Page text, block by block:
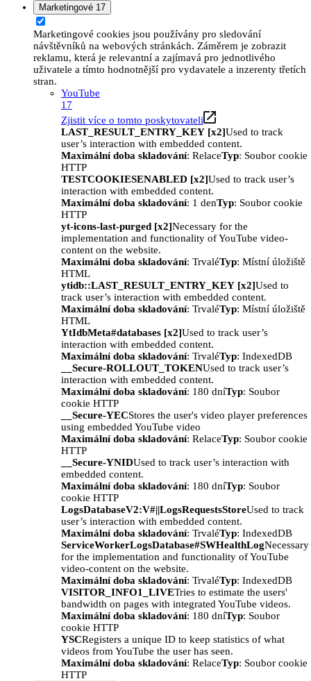
Marketingové 17
Marketingové cookies jsou používány pro sledování
návštěvníků na webových stránkách. Záměrem je zobrazit
reklamu, která je relevantní a zajímavá pro jednotlivého
uživatele a tímto hodnotnější pro vydavatele a inzerenty třetích
stran.
YouTube
17
Zjistit více o tomto poskytovateli
LAST_RESULT_ENTRY_KEY [x2]Used to track
user’s interaction with embedded content.
Maximální doba skladování: RelaceTyp: Soubor cookie
HTTP
TESTCOOKIESENABLED [x2]Used to track user’s
interaction with embedded content.
Maximální doba skladování: 1 denTyp: Soubor cookie
HTTP
yt-icons-last-purged [x2]Necessary for the
implementation and functionality of YouTube video-
content on the website.
Maximální doba skladování: TrvaléTyp: Místní úložiště
HTML
ytidb::LAST_RESULT_ENTRY_KEY [x2]Used to
track user’s interaction with embedded content.
Maximální doba skladování: TrvaléTyp: Místní úložiště
HTML
YtIdbMeta#databases [x2]Used to track user’s
interaction with embedded content.
Maximální doba skladování: TrvaléTyp: IndexedDB
__Secure-ROLLOUT_TOKENUsed to track user’s
interaction with embedded content.
Maximální doba skladování: 180 dníTyp: Soubor
cookie HTTP
__Secure-YECStores the user's video player preferences
using embedded YouTube video
Maximální doba skladování: RelaceTyp: Soubor cookie
HTTP
__Secure-YNIDUsed to track user’s interaction with
embedded content.
Maximální doba skladování: 180 dníTyp: Soubor
cookie HTTP
LogsDatabaseV2:V#||LogsRequestsStoreUsed to track
user’s interaction with embedded content.
Maximální doba skladování: TrvaléTyp: IndexedDB
ServiceWorkerLogsDatabase#SWHealthLogNecessary
for the implementation and functionality of YouTube
video-content on the website.
Maximální doba skladování: TrvaléTyp: IndexedDB
VISITOR_INFO1_LIVETries to estimate the users'
bandwidth on pages with integrated YouTube videos.
Maximální doba skladování: 180 dníTyp: Soubor
cookie HTTP
YSCRegisters a unique ID to keep statistics of what
videos from YouTube the user has seen.
Maximální doba skladování: RelaceTyp: Soubor cookie
HTTP